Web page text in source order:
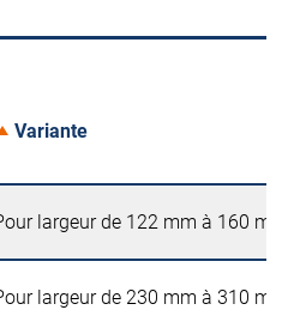
Variante
largeur de 122 mm à 160 mm
largeur de 230 mm à 310 mm